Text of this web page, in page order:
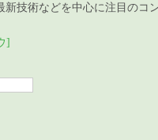
新技術などを中心に注目のコ
]